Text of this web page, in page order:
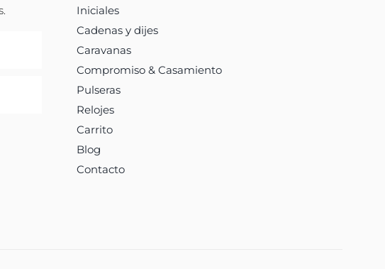
Iniciales
Cadenas y dijes
Caravanas
Compromiso & Casamiento
Pulseras
Relojes
Carrito
Blog
Contacto